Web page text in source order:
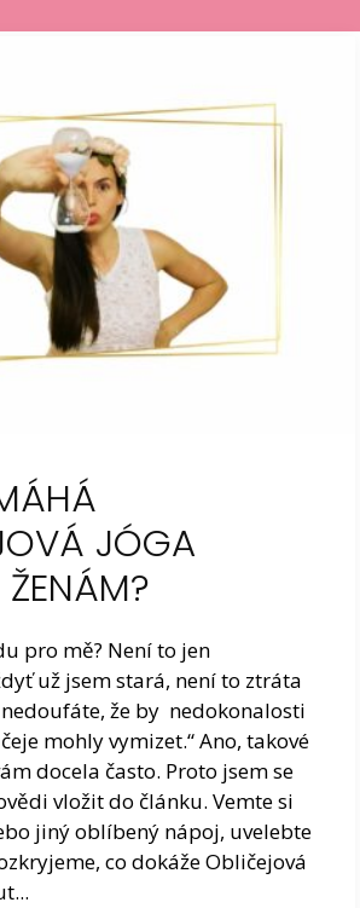
JÓGA
pro mě? Není to jen
už jsem stará, není to ztráta
že by nedokonalosti
mohly vymizet.“ Ano, takové
docela často. Proto jsem se
vložit do článku. Vemte si
jiný oblíbený nápoj, uvelebte
co dokáže Obličejová